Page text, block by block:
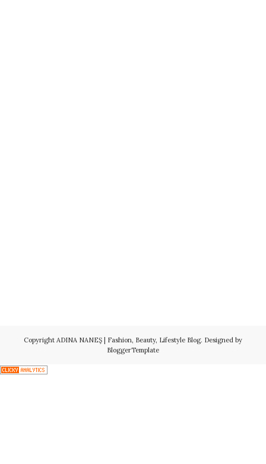
Copyright ADINA NANEŞ | Fashion, Beauty, Lifestyle Blog. Designed by
BloggerTemplate